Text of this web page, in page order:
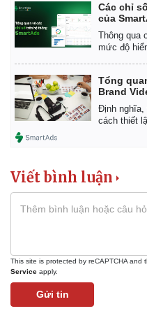
Kinh tế
Bất động sản
Khởi nghiệp
Các chỉ
của
Thông qua
mức độ
Tổng
Brand
Định nghĩa,
cách thiết
Viết bình luận
This site is protected by reCAPTCHA and
Service apply.
Gửi tin